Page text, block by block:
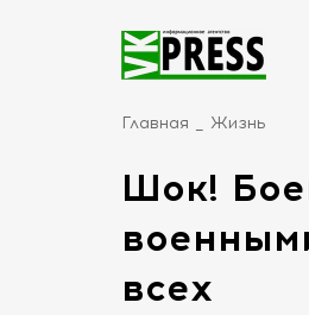
Главная Жизнь
Шок!
всех